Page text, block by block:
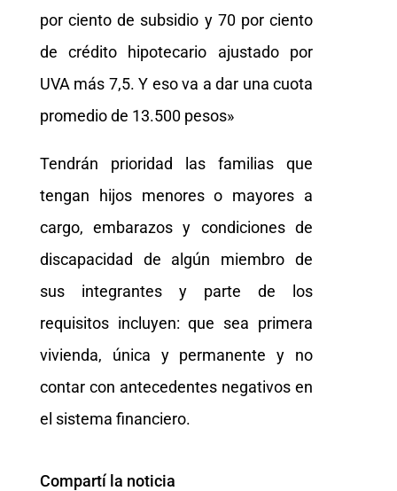
por ciento de subsidio y 70 por ciento
de crédito hipotecario ajustado por
UVA más 7,5. Y eso va a dar una cuota
promedio de 13.500 pesos»
Tendrán prioridad las familias que
tengan hijos menores o mayores a
cargo, embarazos y condiciones de
discapacidad de algún miembro de
sus integrantes y parte de los
requisitos incluyen: que sea primera
vivienda, única y permanente y no
contar con antecedentes negativos en
el sistema financiero.
Compartí la noticia